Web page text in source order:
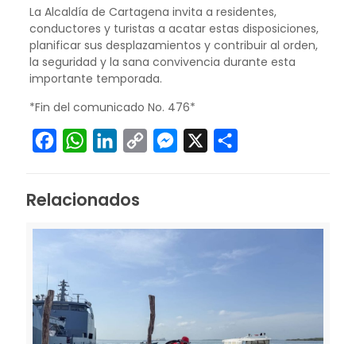
La Alcaldía de Cartagena invita a residentes,
conductores y turistas a acatar estas disposiciones,
planificar sus desplazamientos y contribuir al orden,
la seguridad y la sana convivencia durante esta
importante temporada.
*Fin del comunicado No. 476*
FacebookWhatsAppLinkedIn
Copy
Messenger
Relacionados